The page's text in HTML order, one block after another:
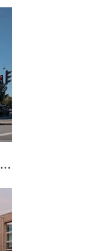
Centro de Atividades de Contraturno Tidsmaskinen / BBP Arkitekter